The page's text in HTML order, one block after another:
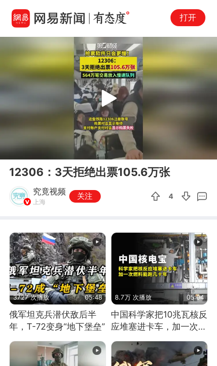
打开
00:00
Play
12306：3天拒绝出票105.6万张
究竟视频
上海
关注 4
3727 次播放 05:48
俄军坦克兵潜伏敌后半
年，T-72变身“地下堡垒”
8.7万 次播放 05:04
中国科学家把10兆瓦核反
应堆塞进卡车，加一次燃
料能跑几十年